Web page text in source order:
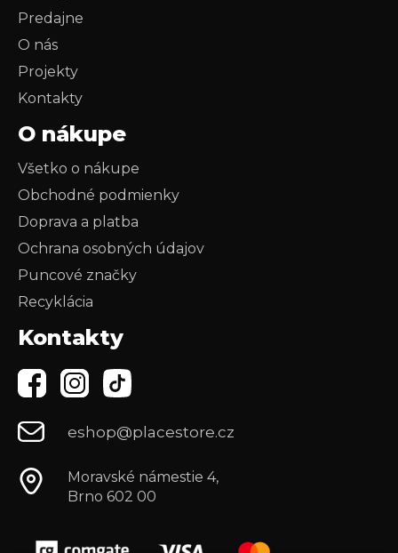
Predajne
O nás
Projekty
Kontakty
O nákupe
Všetko o nákupe
Obchodné podmienky
Doprava a platba
Ochrana osobných údajov
Puncové značky
Recyklácia
Kontakty
eshop@placestore.cz
Moravské námestie 4,
Brno 602 00